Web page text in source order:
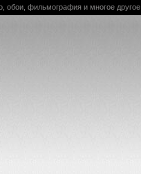
обои, фильмография и многое другое